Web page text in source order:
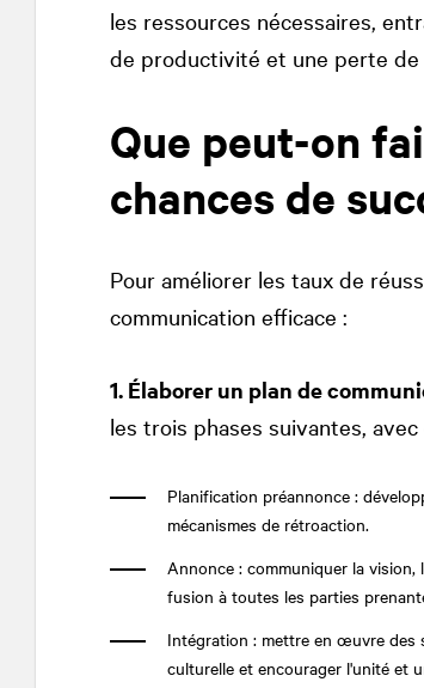
les ressources nécessaires,
de productivité et une perte de
Que peut-on
chances de
Pour améliorer les taux de
communication efficace :
1. Élaborer un plan de
les trois phases suivantes,
Planification préannonce :
mécanismes de rétroaction.
Annonce : communiquer la
fusion à toutes les parties
Intégration : mettre en œuvre des
culturelle et encourager l'unité et